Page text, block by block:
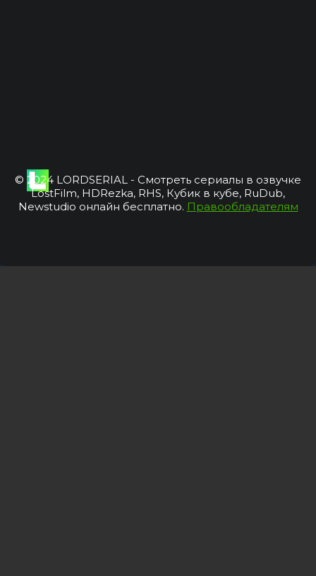
© 2024 LORDSERIAL - Смотреть сериалы в озвучке
LostFilm, HDRezka, RHS, Кубик в кубе, RuDub,
Newstudio онлайн бесплатно. Правообладателям